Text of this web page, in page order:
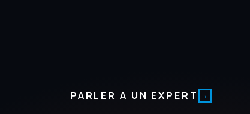
PARLER A UN EXPERT